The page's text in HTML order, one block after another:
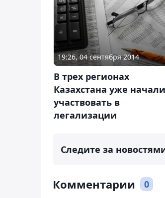
19:26, 04 сентября 2014
В трех регионах
Казахстана уже начали
участвовать в
легализации
Следите за
Комментарии 0